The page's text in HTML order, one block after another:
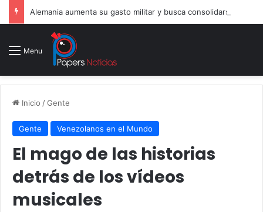
Menu
Inicio /Gente
Gente Venezolanos en el Mundo
El mago de las historias
detrás de los vídeos
musicales